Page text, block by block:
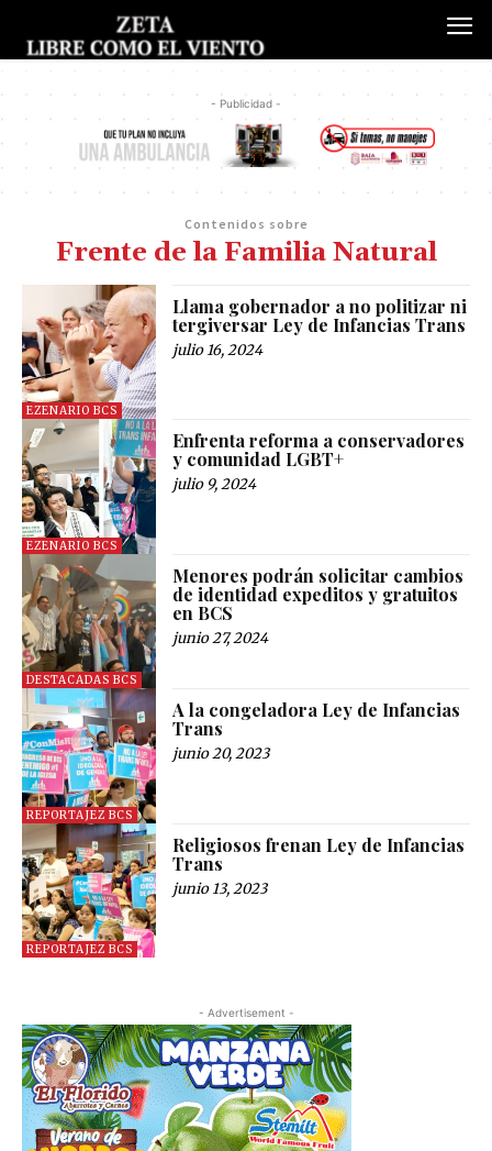
- Publicidad -
Contenidos sobre
Frente de la Familia Natural
EZENARIO BCS
Llama gobernador a no politizar ni
tergiversar Ley de Infancias Trans
julio 16, 2024
EZENARIO BCS
Enfrenta reforma a conservadores
y comunidad LGBT+
julio 9, 2024
DESTACADAS BCS
Menores podrán solicitar cambios
de identidad expeditos y gratuitos
en BCS
junio 27, 2024
REPORTAJEZ BCS
A la congeladora Ley de Infancias
Trans
junio 20, 2023
REPORTAJEZ BCS
Religiosos frenan Ley de Infancias
Trans
junio 13, 2023
- Advertisement -